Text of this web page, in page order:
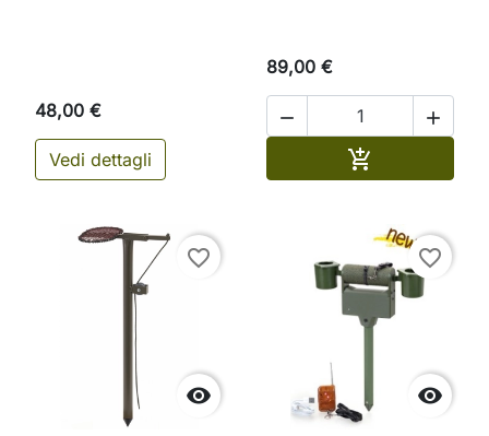
48,00 €
Vedi dettagli
89,00 €
 


favorite_border

favorite_border